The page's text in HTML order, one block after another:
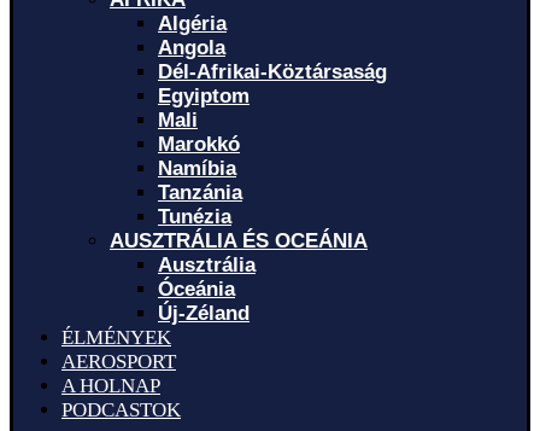
Algéria
Angola
Dél-Afrikai-Köztársaság
Egyiptom
Mali
Marokkó
Namíbia
Tanzánia
Tunézia
AUSZTRÁLIA ÉS OCEÁNIA
Ausztrália
Óceánia
Új-Zéland
ÉLMÉNYEK
AEROSPORT
A HOLNAP
PODCASTOK